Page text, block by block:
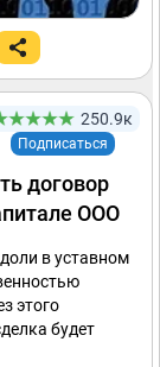
250.9к
Подписаться
договор
ООО
в уставном
этого
будет